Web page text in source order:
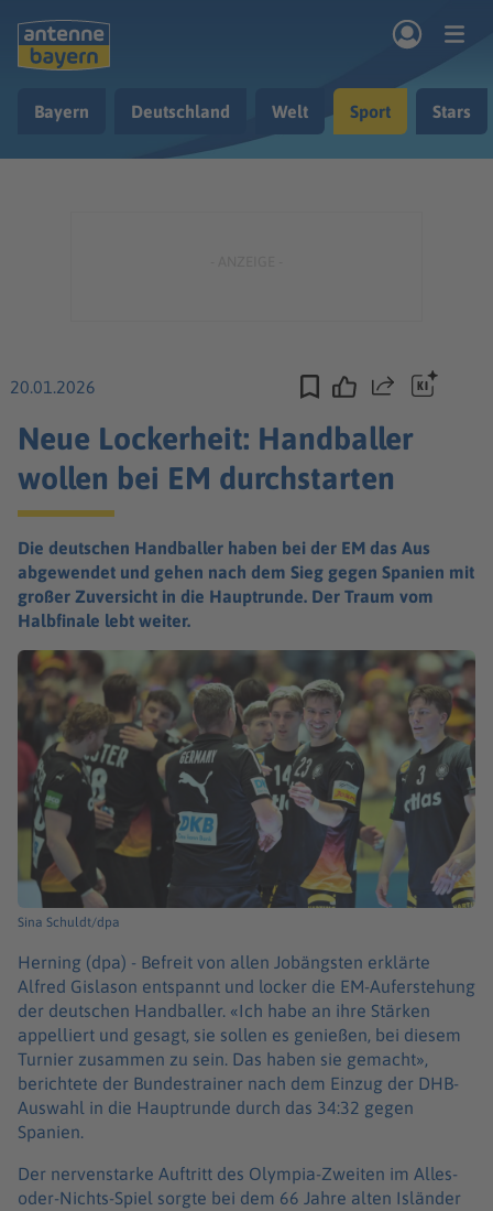
Bayern Deutschland Welt Sport Stars
20.01.2026 Teilen
Neue Lockerheit: Handballer
wollen bei EM durchstarten
Die deutschen Handballer haben bei der EM das Aus
abgewendet und gehen nach dem Sieg gegen Spanien mit
großer Zuversicht in die Hauptrunde. Der Traum vom
Halbfinale lebt weiter.
Sina Schuldt/dpa
Herning (dpa) - Befreit von allen Jobängsten erklärte
Alfred Gislason entspannt und locker die EM-Auferstehung
der deutschen Handballer. «Ich habe an ihre Stärken
appelliert und gesagt, sie sollen es genießen, bei diesem
Turnier zusammen zu sein. Das haben sie gemacht»,
berichtete der Bundestrainer nach dem Einzug der DHB-
Auswahl in die Hauptrunde durch das 34:32 gegen
Spanien.
Der nervenstarke Auftritt des Olympia-Zweiten im Alles-
oder-Nichts-Spiel sorgte bei dem 66 Jahre alten Isländer